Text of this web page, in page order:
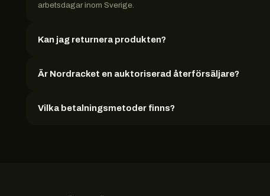
arbetsdagar inom Sverige.
Kan jag returnera produkten?
Är Nordracket en auktoriserad återförsäljare?
Vilka betalningsmetoder finns?